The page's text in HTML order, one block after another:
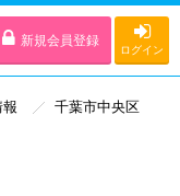
新規会員登録
ログイン
千葉市中央区